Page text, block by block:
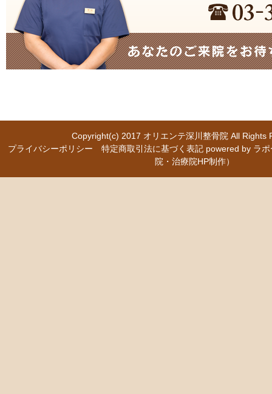
Copyright(c) 2017 オリエンテ深川整骨院 All
プライバシーポリシー
特定商取引法に基づく表記 powered by ラ
院・治療院HP制作）